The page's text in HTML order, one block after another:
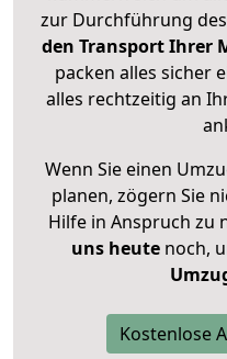
zur Durchführung
den Transport Ihrer
packen alles sicher
alles rechtzeitig an
Wenn Sie einen
planen, zögern Sie
Hilfe in Anspruch zu
uns heutenoch,
Kostenlose